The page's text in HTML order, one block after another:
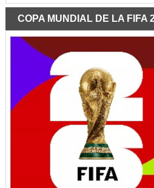
COPA MUNDIAL DE LA FIFA